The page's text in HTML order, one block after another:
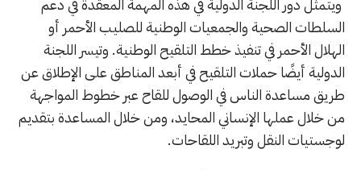
ويتمثل دور اللجنة الدولية في هذه المهمة المعقدة في دعم
السلطات الصحية والجمعيات الوطنية للصليب الأحمر أو
الهلال الأحمر في تنفيذ خطط التلقيح الوطنية. وتيسر اللجنة
الدولية أيضًا حملات التلقيح في أبعد المناطق على الإطلاق عن
طريق مساعدة الناس في الوصول للقاح عبر خطوط المواجهة
من خلال عملها الإنساني المحايد، ومن خلال المساعدة بتقديم
لوجستيات النقل وتبريد اللقاحات.